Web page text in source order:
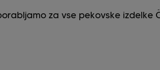
za vse pekovske izdelke